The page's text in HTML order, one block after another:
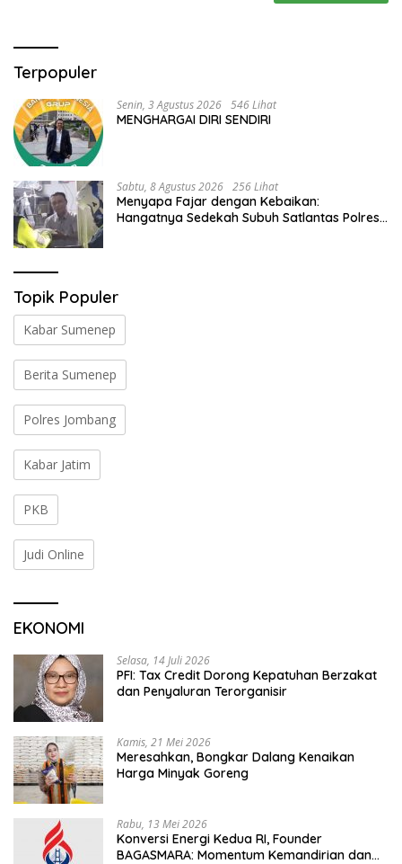
Terpopuler
Senin, 3 Agustus 2026 546 Lihat
MENGHARGAI DIRI SENDIRI
Sabtu, 8 Agustus 2026 256 Lihat
Menyapa Fajar dengan Kebaikan:
Hangatnya Sedekah Subuh Satlantas Polres
Topik Populer
Kabar Sumenep
Berita Sumenep
Polres Jombang
Kabar Jatim
PKB
Judi Online
EKONOMI
Selasa, 14 Juli 2026
PFI: Tax Credit Dorong Kepatuhan Berzakat
dan Penyaluran Terorganisir
Kamis, 21 Mei 2026
Meresahkan, Bongkar Dalang Kenaikan
Harga Minyak Goreng
Rabu, 13 Mei 2026
Konversi Energi Kedua RI, Founder
BAGASMARA: Momentum Kemandirian dan